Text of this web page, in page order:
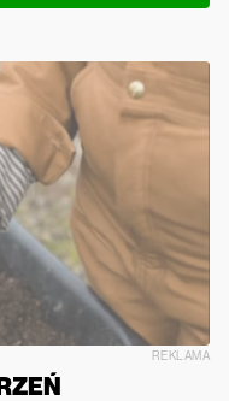
REKLAMA